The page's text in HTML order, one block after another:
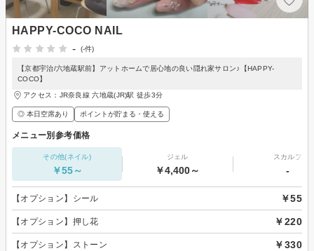
HAPPY-COCO NAIL
-
(-件)
【京都宇治/六地蔵駅前】アットホームで居心地の良い隠れ家サロン♪【HAPPY-
COCO】
アクセス：JR奈良線 六地蔵(JR)駅 徒歩3分
◎ 本日空席あり ポイントが貯まる・使える
メニュー別参考価格
その他(ネイル)
￥55～
ジェル
￥4,400～
スカルプ
-
【オプション】シール ￥55
【オプション】押し花 ￥220
【オプション】ストーン ￥330